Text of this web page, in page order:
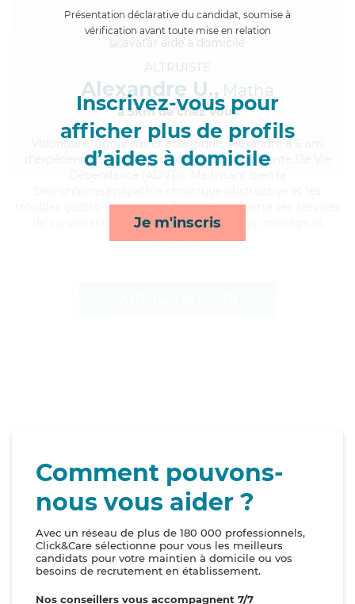
Présentation déclarative du candidat, soumise à
vérification avant toute mise en relation
Inscrivez-vous pour
afficher plus de profils
d’aides à domicile
Je m'inscris
ALTRUISTE
Alexandre U., Matha
à 5km de chez Vous
, rigoureux et énergique, Alexandre a 6 ans
d'expérience et possède un diplôme d'Assistante De Vie
troubles gastro-intestinaux, Alexandre apporte ses services
de surveillance de nuit, toilette/habillage, ménage et
activités*
Comment pouvons-
nous vous aider ?
Avec un réseau de plus de 180 000 professionnels,
Click&Care sélectionne pour vous les meilleurs
candidats pour votre maintien à domicile ou vos
besoins de recrutement en établissement.
Nos conseillers vous accompagnent 7/7